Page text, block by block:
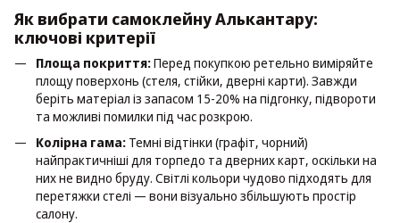
Як вибрати самоклейну Алькантару:
ключові критерії
Площа покриття:Перед покупкою ретельно виміряйте
площу поверхонь (стеля, стійки, дверні карти). Завжди
беріть матеріал із запасом 15-20% на підгонку, підвороти
та можливі помилки під час розкрою.
Колірна гама: Темні відтінки (графіт, чорний)
найпрактичніші для торпедо та дверних карт, оскільки на
них не видно бруду. Світлі кольори чудово підходять для
перетяжки стелі — вони візуально збільшують простір
салону.